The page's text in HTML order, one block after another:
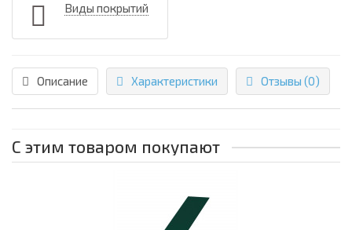
Виды покрытий
Описание Характеристики Отзывы (0)
С этим товаром покупают